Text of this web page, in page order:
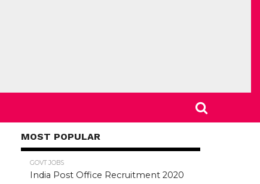
MOST POPULAR
GOVT JOBS
India Post Office Recruitment 2020